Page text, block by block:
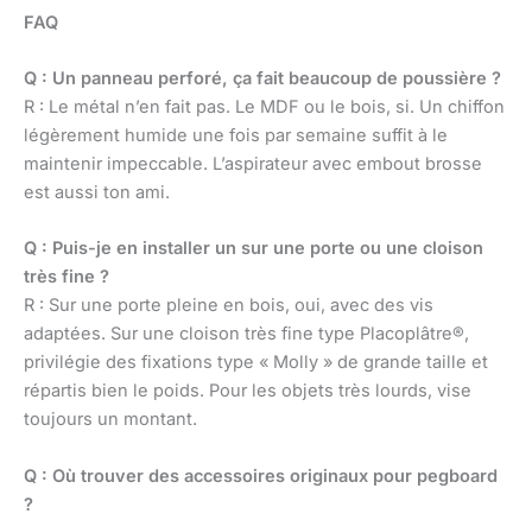
FAQ
Q : Un panneau perforé, ça fait beaucoup de poussière ?
R : Le métal n’en fait pas. Le MDF ou le bois, si. Un chiffon
légèrement humide une fois par semaine suffit à le
maintenir impeccable. L’aspirateur avec embout brosse
est aussi ton ami.
Q : Puis-je en installer un sur une porte ou une cloison
très fine ?
R : Sur une porte pleine en bois, oui, avec des vis
adaptées. Sur une cloison très fine type Placoplâtre®,
privilégie des fixations type « Molly » de grande taille et
répartis bien le poids. Pour les objets très lourds, vise
toujours un montant.
Q : Où trouver des accessoires originaux pour pegboard
?